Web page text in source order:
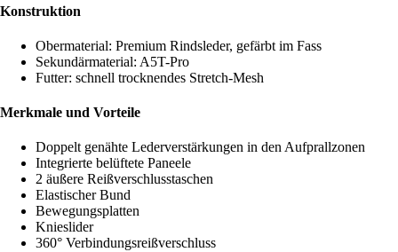
Konstruktion
Obermaterial: Premium Rindsleder, gefärbt im Fass
Sekundärmaterial: A5T-Pro
Futter: schnell trocknendes Stretch-Mesh
Merkmale und Vorteile
Doppelt genähte Lederverstärkungen in den Aufprallzonen
Integrierte belüftete Paneele
2 äußere Reißverschlusstaschen
Elastischer Bund
Bewegungsplatten
Knieslider
360° Verbindungsreißverschluss